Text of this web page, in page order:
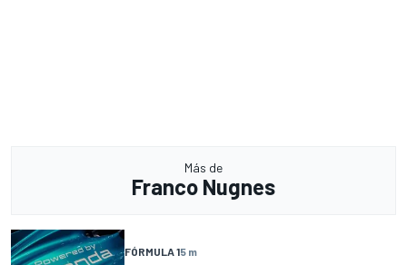
Más de
Franco Nugnes
FÓRMULA 15 m